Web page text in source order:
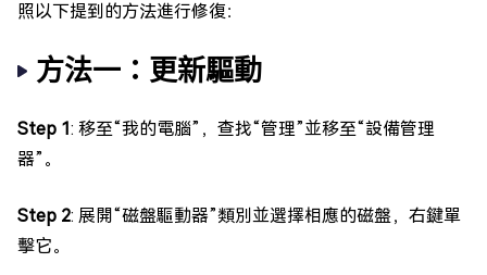
照以下提到的方法進行修復：
方法一：更新驅動
Step 1 : 移至“我的電腦”，查找“管理”並移至“設備管理
器”。
Step 2: 展開“磁盤驅動器”類別並選擇相應的磁盤，右鍵單
擊它。